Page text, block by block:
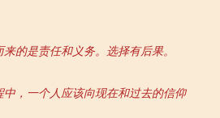
的是责任和义务。选择有后果。
，一个人应该向现在和过去的信仰